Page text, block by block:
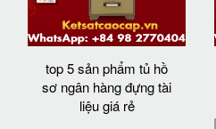
top 5 sản phẩm tủ hồ
sơ ngân hàng đựng tài
liệu giá rẻ